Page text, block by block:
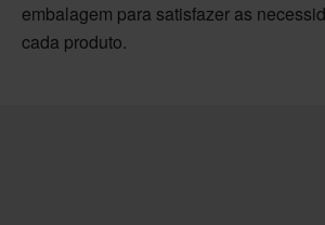
embalagem para satisfazer as
cada produto.